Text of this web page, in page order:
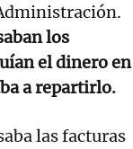
los
el dinero en
a repartirlo.
las facturas